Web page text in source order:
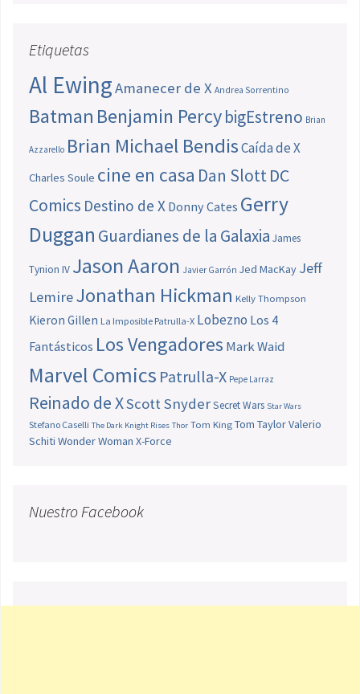
Etiquetas
Al EwingAmanecer de X Andrea Sorrentino
Batman Benjamin PercybigEstreno Brian
Azzarello Brian Michael BendisCaída de X
Charles Soule cine en casa Dan SlottDC
Comics Destino de X Donny Cates Gerry
Duggan Guardianes de la Galaxia James
Tynion IV Jason Aaron Javier Garrón Jed MacKay Jeff
LemireJonathan Hickman Kelly Thompson
Kieron Gillen La Imposible Patrulla-X Lobezno Los 4
Fantásticos Los Vengadores Mark Waid
Marvel Comics Patrulla-X Pepe Larraz
Reinado de XScott SnyderSecret Wars Star Wars
Stefano Caselli The Dark Knight Rises Thor Tom King Tom TaylorValerio
Schiti Wonder Woman X-Force
Nuestro Facebook